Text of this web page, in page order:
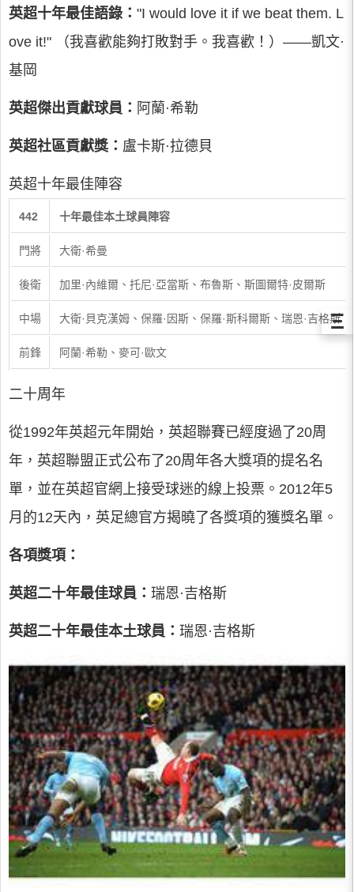
英超十年最佳語錄 ： "I would love it if we beat them. L
ove it!" （我喜歡能夠打敗對手。我喜歡！）——凱文·
基岡
英超傑出貢獻球員： 阿蘭·希勒
英超社區貢獻獎： 盧卡斯·拉德貝
英超十年最佳陣容
442 十年最佳本土球員陣容
門將 大衛·希曼
後衛 加里·內維爾、托尼·亞當斯、布魯斯、斯圖爾特·皮爾斯
中場 大衛·貝克漢姆、保羅·因斯、保羅·斯科爾斯、瑞恩·吉格斯
前鋒 阿蘭·希勒、麥可·歐文
二十周年
從1992年英超元年開始，英超聯賽已經度過了20周
年，英超聯盟正式公布了20周年各大獎項的提名名
單，並在英超官網上接受球迷的線上投票。2012年5
月的12天內，英足總官方揭曉了各獎項的獲獎名單。
各項獎項：
英超二十年最佳球員： 瑞恩·吉格斯
英超二十年最佳本土球員： 瑞恩·吉格斯
Ξ